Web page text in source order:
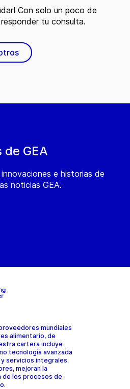
GEA
e historias de
noticias GEA.
Con solo un poco de
tu consulta.
mundiales
alimentario, de
cartera incluye
tecnología avanzada
servicios integrales.
mejoran la
de los procesos de